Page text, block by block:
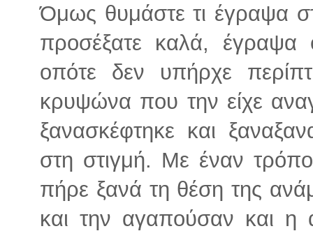
Όμως θυμάστε τι έγραψα
προσέξατε καλά, έγραψα
οπότε δεν υπήρχε
κρυψώνα που την είχε
ξανασκέφτηκε και
στη στιγμή. Με έναν
πήρε ξανά τη θέση της
και την αγαπούσαν και η